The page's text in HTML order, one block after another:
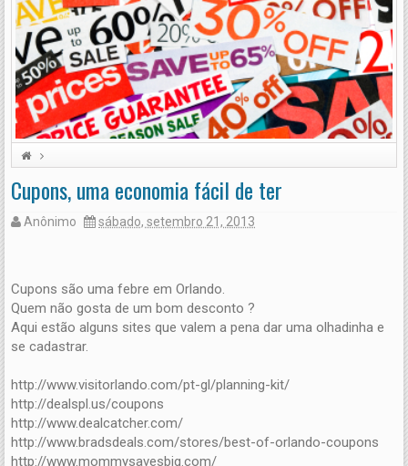
Além dos Parques
Cupons de Desconto
Planejando sua viagem
Cupons, uma economia fácil de ter
Anônimo sábado, setembro 21, 2013
Cupons são uma febre em Orlando.
Quem não gosta de um bom desconto ?
Aqui estão alguns sites que valem a pena dar uma olhadinha e
se cadastrar.
http://www.visitorlando.com/pt-gl/planning-kit/
http://dealspl.us/coupons
http://www.dealcatcher.com/
http://www.bradsdeals.com/stores/best-of-orlando-coupons
http://www.mommysavesbig.com/